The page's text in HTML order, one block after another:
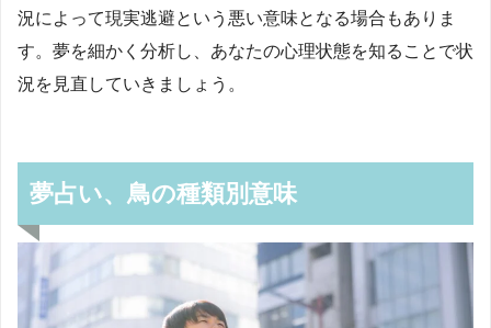
況によって現実逃避という悪い意味となる場合もありま
す。夢を細かく分析し、あなたの心理状態を知ることで状
況を見直していきましょう。
夢占い、鳥の種類別意味